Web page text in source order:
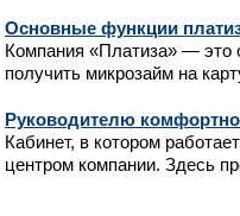
Основные функции
Компания «Платиза» — это
получить микрозайм на
Руководителю комфортно
Кабинет, в котором
центром компании. Здесь